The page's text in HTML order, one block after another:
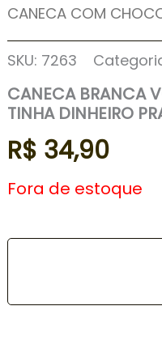
CANECA COM
SKU: 7263
CANECA BRANCA
TINHA DINHEIRO
R$ 34,90
Fora de estoque